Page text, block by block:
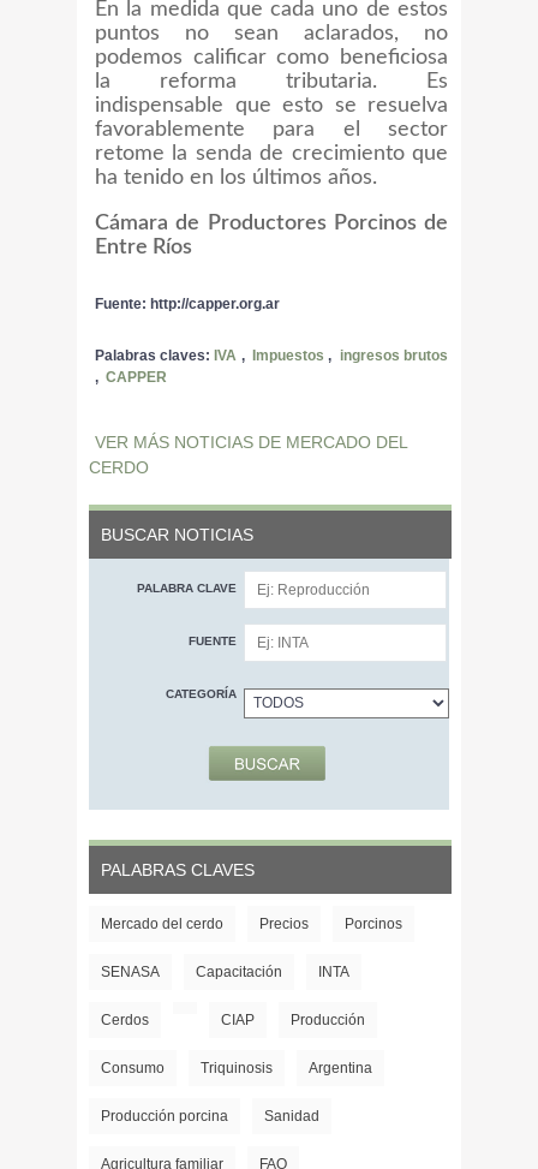
En la medida que cada uno de estos
puntos no sean aclarados, no
podemos calificar como beneficiosa
la reforma tributaria. Es
indispensable que esto se resuelva
favorablemente para el sector
retome la senda de crecimiento que
ha tenido en los últimos años.
Cámara de Productores Porcinos de
Entre Ríos
Fuente: http://capper.org.ar
Palabras claves:IVA ,Impuestos , ingresos brutos
, CAPPER
VER MÁS NOTICIAS DE MERCADO DEL
CERDO
BUSCAR NOTICIAS
PALABRA CLAVE
FUENTE
CATEGORÍA
PALABRAS CLAVES
Mercado del cerdo Precios Porcinos
SENASA Capacitación INTA
Cerdos CIAP Producción
Consumo Triquinosis Argentina
Producción porcina Sanidad
Agricultura familiar FAO